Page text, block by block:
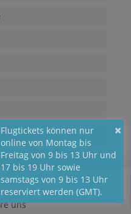
uns
×
Flugtickets können nur
online von Montag bis
Freitag von 9 bis 13 Uhr und
17 bis 19 Uhr sowie
samstags von 9 bis 13 Uhr
reserviert werden (GMT).